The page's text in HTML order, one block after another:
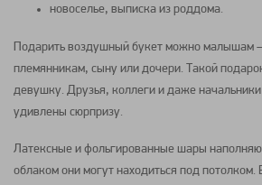
новоселье, выписка из роддома.
Подарить воздушный букет можно малышам –
племянникам, сыну или дочери. Такой
девушку. Друзья, коллеги и даже
удивлены сюрпризу.
Латексные и фольгированные шары
облаком они могут находиться под потолком.